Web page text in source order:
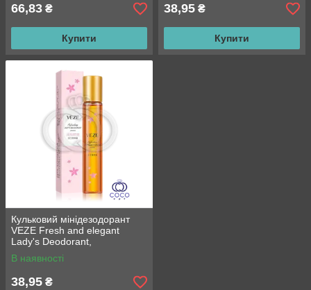
66,83 ₴
Купити
38,95 ₴
Купити
Кульковий мінідезодорант
VEZE Fresh and elegant
Lady's Deodorant,
Елегантний, 10 мл
В наявності
38,95 ₴